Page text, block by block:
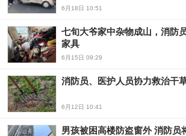
6月18日 10:51
七旬大爷家中杂物成山，消防
家具
6月15日 09:29
消防员、医护人员协力救治干
6月12日 10:41
男孩被困高楼防盗窗外 消防员